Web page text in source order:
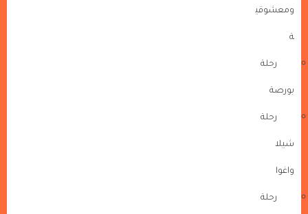
ومعشوقي
ة
رحلة
بورصة
رحلة
شيلا
واغوا
رحلة